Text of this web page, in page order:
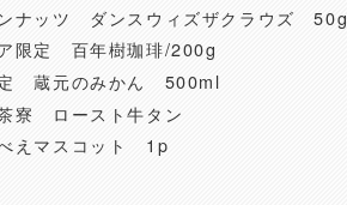
ナッツ ダンスウィズザクラウズ 50g
ア限定 百年樹珈琲/200g
定 蔵元のみかん 500ml
寮 ロースト牛タン
えマスコット 1p